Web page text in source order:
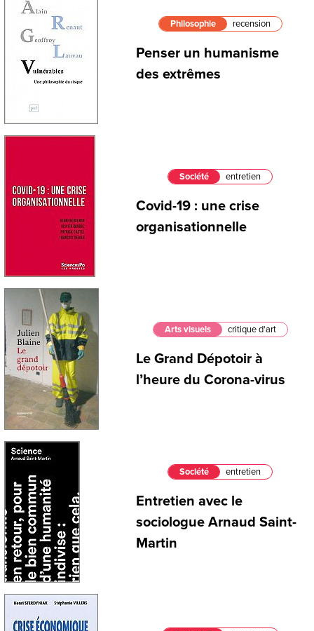
Philosophie recension
Penser un humanisme
des extrêmes
Société entretien
Covid-19 : une crise
organisationnelle
Arts visuels critique d'art
Le Grand Dépotoir à
l’heure du Corona-virus
Société entretien
Entretien avec le
sociologue Arnaud Saint-
Martin